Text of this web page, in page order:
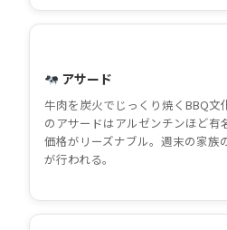
アサード
牛肉を炭火でじっくり焼くBBQ文
のアサードはアルゼンチンほど有
価格がリーズナブル。週末の家族
が行われる。